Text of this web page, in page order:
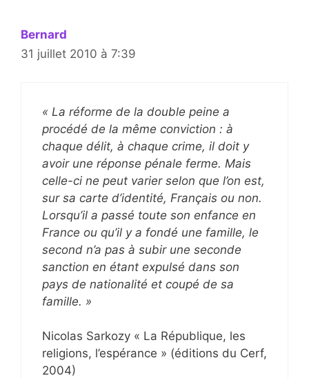
Bernard
31 juillet 2010 à 7:39
« La réforme de la double peine a
procédé de la même conviction : à
chaque délit, à chaque crime, il doit y
avoir une réponse pénale ferme. Mais
celle-ci ne peut varier selon que l’on est,
sur sa carte d’identité, Français ou non.
Lorsqu’il a passé toute son enfance en
France ou qu’il y a fondé une famille, le
second n’a pas à subir une seconde
sanction en étant expulsé dans son
pays de nationalité et coupé de sa
famille. »
Nicolas Sarkozy « La République, les
religions, l’espérance » (éditions du Cerf,
2004)